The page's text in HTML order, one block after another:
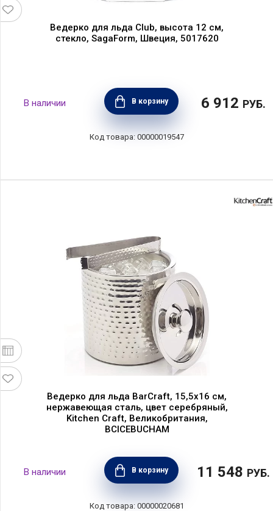
Ведерко для льда Club, высота 12 см,
стекло, SagаForm, Швеция, 5017620
В корзину 6 912 РУБ.
00000019547
Ведерко для льда BarCraft, 15,5x16 см,
нержавеющая сталь, цвет серебряный,
Kitchen Craft, Великобритания,
BCICEBUCHAM
В корзину 11 548 РУБ.
00000020681